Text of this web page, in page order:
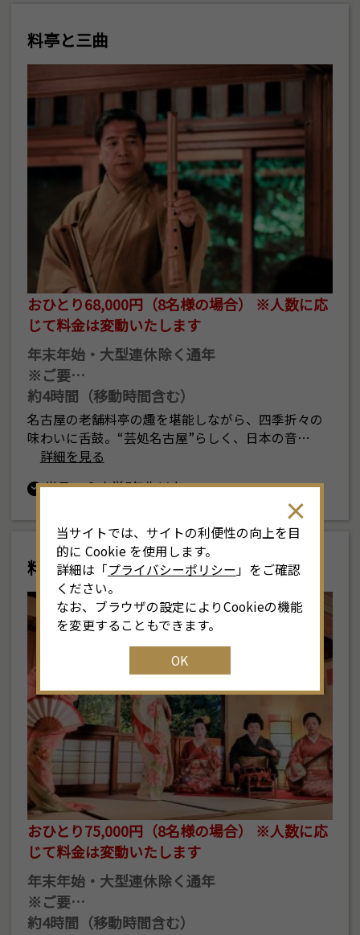
料亭と三曲
おひとり68,000円（8名様の場合） ※人数に応
じて料金は変動いたします
年末年始・大型連休除く通年
※ご要…
約4時間（移動時間含む）
名古屋の老舗料亭の趣を堪能しながら、四季折々の
味わいに舌鼓。“芸処名古屋”らしく、日本の音…
詳細を見る
半日 小学5年生以上
料亭と芸者
おひとり75,000円（8名様の場合） ※人数に応
じて料金は変動いたします
年末年始・大型連休除く通年
※ご要…
約4時間（移動時間含む）
当サイトでは、サイトの利便性の向上を目
的に Cookie を使用します。
詳細は「プライバシーポリシー 」をご確認
ください。
なお、ブラウザの設定によりCookieの機能
を変更することもできます。
OK